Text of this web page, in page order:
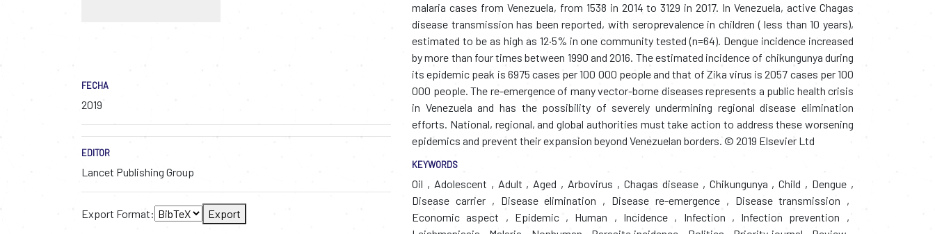
FECHA
2019
EDITOR
Lancet Publishing Group
Export Format: Export
malaria cases from Venezuela, from 1538 in 2014 to 3129 in 2017. In Venezuela, active Chagas
disease transmission has been reported, with seroprevalence in children ( less than 10 years),
estimated to be as high as 12·5% in one community tested (n=64). Dengue incidence increased
by more than four times between 1990 and 2016. The estimated incidence of chikungunya during
its epidemic peak is 6975 cases per 100 000 people and that of Zika virus is 2057 cases per 100
000 people. The re-emergence of many vector-borne diseases represents a public health crisis
in Venezuela and has the possibility of severely undermining regional disease elimination
efforts. National, regional, and global authorities must take action to address these worsening
epidemics and prevent their expansion beyond Venezuelan borders. © 2019 Elsevier Ltd
KEYWORDS
Oil , Adolescent , Adult , Aged , Arbovirus , Chagas disease , Chikungunya , Child , Dengue ,
Disease carrier , Disease elimination , Disease re-emergence , Disease transmission ,
Economic aspect , Epidemic , Human , Incidence , Infection , Infection prevention ,